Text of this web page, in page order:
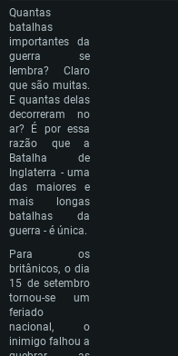
Quantas
batalhas
importantes da
guerra se
lembra? Claro
que são muitas.
E quantas delas
decorreram no
ar? É por essa
razão que a
Batalha de
Inglaterra - uma
das maiores e
mais longas
batalhas da
guerra - é única.
Para os
britânicos, o dia
15 de setembro
tornou-se um
feriado
nacional, o
inimigo falhou a